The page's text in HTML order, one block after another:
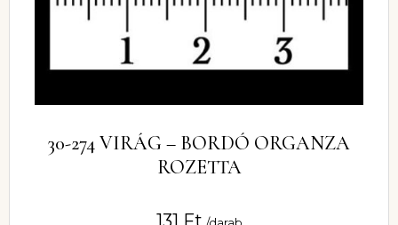
30-274 VIRÁG – BORDÓ ORGANZA
ROZETTA